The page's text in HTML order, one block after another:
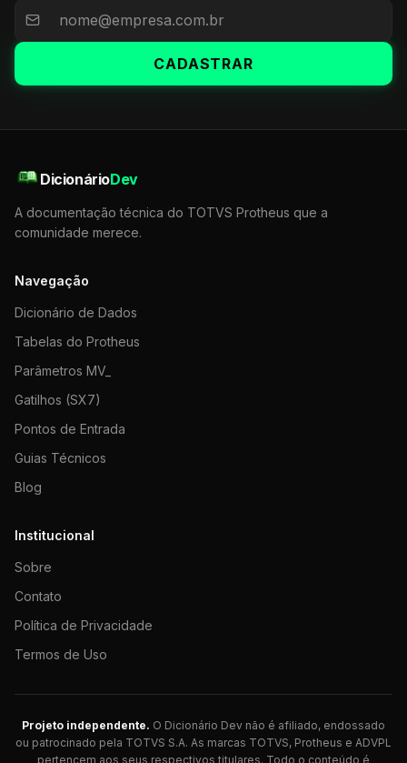
CADASTRAR
DicionárioDev
A documentação técnica do TOTVS Protheus que a
comunidade merece.
Navegação
Dicionário de Dados
Tabelas do Protheus
Parâmetros MV_
Gatilhos (SX7)
Pontos de Entrada
Guias Técnicos
Blog
Institucional
Sobre
Contato
Política de Privacidade
Termos de Uso
Projeto independente. O Dicionário Dev não é afiliado, endossado
ou patrocinado pela TOTVS S.A. As marcas TOTVS, Protheus e ADVPL
pertencem aos seus respectivos titulares. Todo o conteúdo é